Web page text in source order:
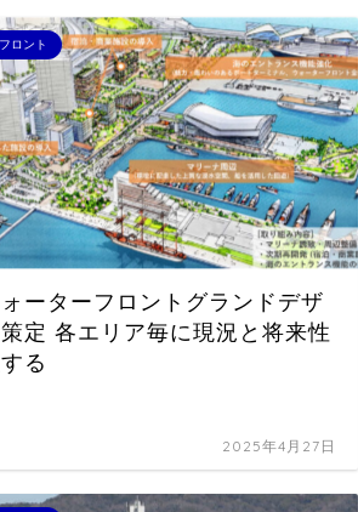
ロント
ーターフロントグランドデザ
定 各エリア毎に現況と将来性
る
2025年4月27日